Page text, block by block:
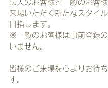
法人のお客様と一般のお客
来場いただく新たなスタイ
目指します。
※一般のお客様は事前登録
いません。
皆様のご来場を心よりお待
す。